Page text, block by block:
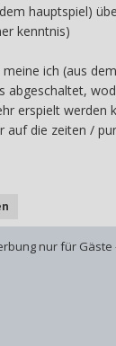
hauptspiel)
kenntnis)
ich (aus
abgeschaltet,
erspielt werden
auf die zeiten /
nur für Gäste